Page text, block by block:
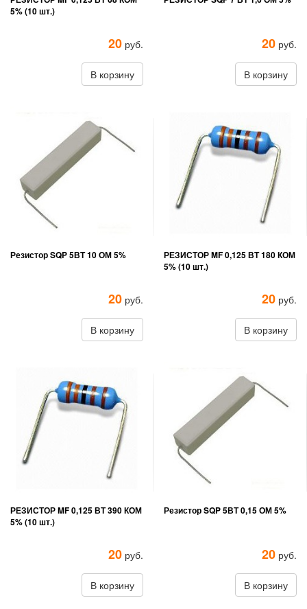
5% (10 шт.)
20 руб.
В корзину
20 руб.
В корзину
Резистор SQP 5ВТ 10 ОМ 5%
20 руб.
В корзину
РЕЗИСТОР MF 0,125 ВТ 180 КОМ
5% (10 шт.)
20 руб.
В корзину
РЕЗИСТОР MF 0,125 ВТ 390 КОМ
5% (10 шт.)
20 руб.
В корзину
Резистор SQP 5ВТ 0,15 ОМ 5%
20 руб.
В корзину